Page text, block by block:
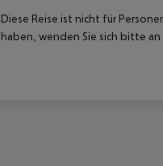
Diese Reise ist nicht für
haben, wenden Sie sich bitte